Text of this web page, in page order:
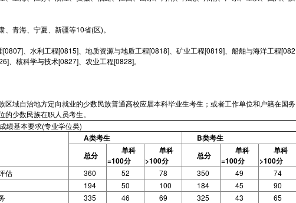
青海、宁夏、新疆等10省(区)。
、水利工程[0815]、地质资源与地质工程[0818]、矿业工程[0819]、船舶与海洋工程[082
、核科学与技术[0827]、农业工程[0828]。
域自治地方定向就业的少数民族普通高校应届本科毕业生考生；或者工作单位和户籍在国务
的少数民族在职人员考生。
绩基本要求(专业学位类)
A类考生
B类考生
总分
单科
=100分
单科
>100分
总分
单科
=100分
单科
>100分
估 360 52 78 350 49
74
194 50 100 184 45
90
335 46 69 325 43
65